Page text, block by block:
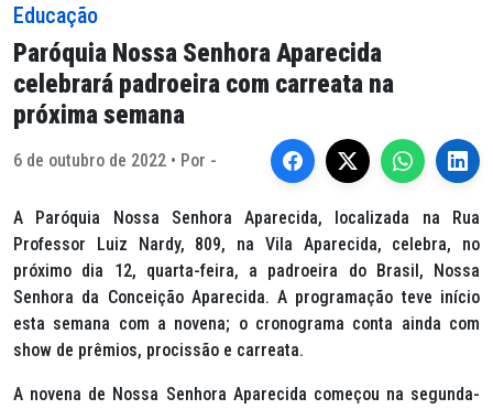
Educação
Paróquia Nossa Senhora Aparecida
celebrará padroeira com carreata na
próxima semana
6 de outubro de 2022 • Por -
A Paróquia Nossa Senhora Aparecida, localizada na Rua
Professor Luiz Nardy, 809, na Vila Aparecida, celebra, no
próximo dia 12, quarta-feira, a padroeira do Brasil, Nossa
Senhora da Conceição Aparecida. A programação teve início
esta semana com a novena; o cronograma conta ainda com
show de prêmios, procissão e carreata.
A novena de Nossa Senhora Aparecida começou na segunda-